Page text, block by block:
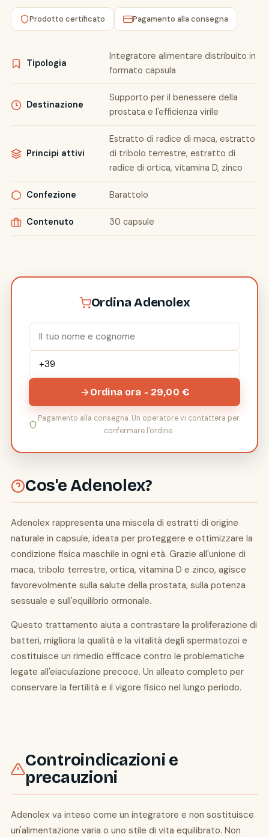
Prodotto certificato Pagamento alla consegna
Tipologia
Integratore alimentare distribuito in
formato capsula
Destinazione
Supporto per il benessere della
prostata e l'efficienza virile
Principi attivi
Estratto di radice di maca, estratto
di tribolo terrestre, estratto di
radice di ortica, vitamina D, zinco
Confezione Barattolo
Contenuto 30 capsule
Ordina Adenolex
Ordina ora - 29,00 €
Pagamento alla consegna. Un operatore vi contattera per
confermare l'ordine.
Cos'e Adenolex?
Adenolex rappresenta una miscela di estratti di origine
naturale in capsule, ideata per proteggere e ottimizzare la
condizione fisica maschile in ogni età. Grazie all'unione di
maca, tribolo terrestre, ortica, vitamina D e zinco, agisce
favorevolmente sulla salute della prostata, sulla potenza
sessuale e sull'equilibrio ormonale.
Questo trattamento aiuta a contrastare la proliferazione di
batteri, migliora la qualità e la vitalità degli spermatozoi e
costituisce un rimedio efficace contro le problematiche
legate all'eiaculazione precoce. Un alleato completo per
conservare la fertilità e il vigore fisico nel lungo periodo.
Controindicazioni e
precauzioni
Adenolex va inteso come un integratore e non sostituisce
un'alimentazione varia o uno stile di vita equilibrato. Non